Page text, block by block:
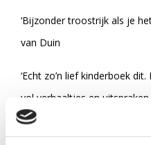
‘Bijzonder troostrijk als je
van Duin
‘Echt zo’n lief kinderboek
vol verhaaltjes en
van kunnen leren.’ – Kelly